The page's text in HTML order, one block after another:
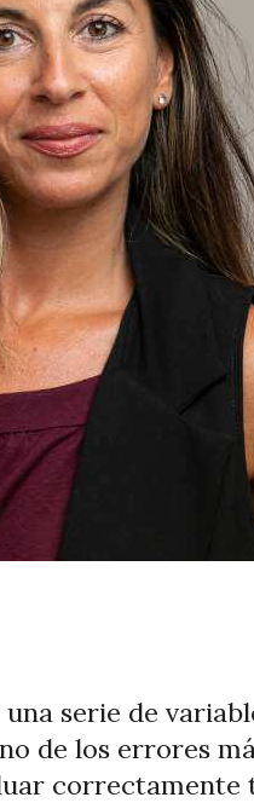
serie de
de los errores